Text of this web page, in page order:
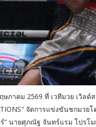
ษภาคม 2569 ที่ เวทีมวย เวิลด์
จัดการแข่งขันชกมวยโ
นายศุภณัฐ จันทร์แรม โปรโม